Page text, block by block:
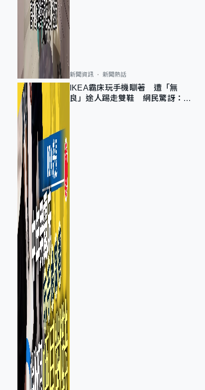
新聞資訊 新聞熱話
IKEA霸床玩手機瞓著 遭「無
良」途人踢走雙鞋 網民驚訝：冇